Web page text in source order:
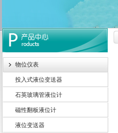
上海轩顼电气设备有限公司
物位仪表
投入式液位变送器
石英玻璃管液位计
磁性翻板液位计
液位变送器